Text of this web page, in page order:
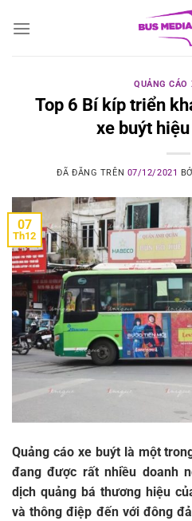
đến
QUẢNG CÁO
Top 6 Bí kíp triển
xe buýt
ĐÃ ĐĂNG TRÊN 07/12/2021
07
Th12
Quảng cáo xe buýt là một
đang được rất nhiều doanh
dịch quảng bá thương hiệu
và thông điệp đến với đông